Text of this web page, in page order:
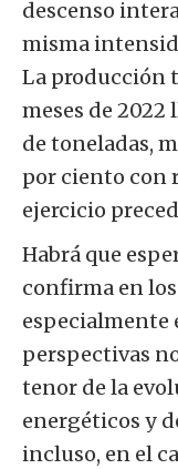
descenso
misma
La producción
meses de 2022
de toneladas,
por ciento con
ejercicio
Habrá que
confirma en
especialmente
perspectivas
tenor de la
energéticos y
incluso, en el